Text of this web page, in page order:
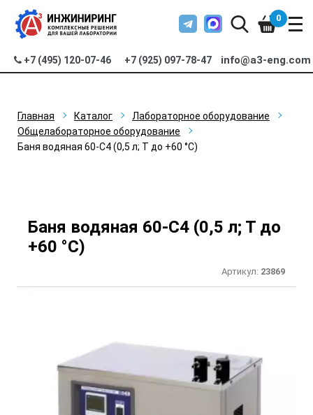
+7 (495) 120-07-46 +7 (925) 097-78-47 info@a3-eng.com
0
Главная Каталог
Лабораторное оборудование
Общелабораторное оборудование
Баня водяная 60-C4 (0,5 л; Т до +60 °С)
Баня водяная 60-C4 (0,5 л; Т до
+60 °С)
Артикул: 23869